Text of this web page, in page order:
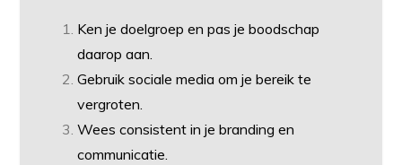
Ken je doelgroep en pas je boodschap
daarop aan.
Gebruik sociale media om je bereik te
vergroten.
Wees consistent in je branding en
communicatie.